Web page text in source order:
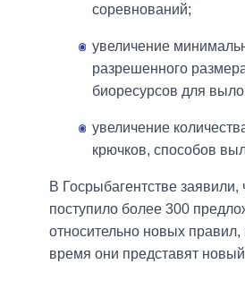
соревнований;
увеличение
разрешенного
биоресурсов для
увеличение
крючков, способов
В Госрыбагентстве заявили,
поступило более 300
относительно новых
время они представят новый